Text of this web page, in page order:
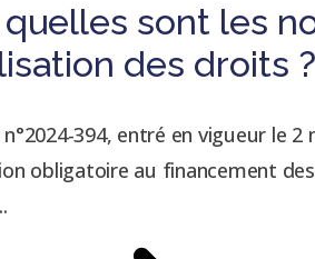
quelles sont les
des droits ?
394, entré en vigueur le
obligatoire au financement